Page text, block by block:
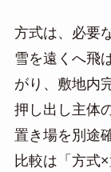
方式は、必要
雪を遠くへ飛
がり、敷地内
押し出し主体
置き場を別途
比較は「方式